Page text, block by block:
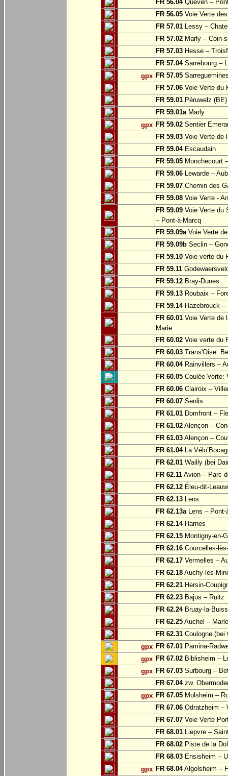
FR 56.04Quéven –
FR 56.05 Voie Verte
FR 57.01 Lessy –
FR 57.02 Marly – Coin-
FR 57.03 Hesse –
FR 57.04Sarrebourg –
gpx FR 57.05
FR 57.06 Voie Verte du
FR 59.01 Péruwelz
FR 59.01aMarly
gpx FR 59.02 Sentier
FR 59.03 Voie Verte de
FR 59.04Escaudain
FR 59.05 Monchecourt
FR 59.06 Lewarde –
FR 59.07 Chemin des
FR 59.08 Voie Verte -
FR 59.09 Voie Verte du
– Pont-à-Marcq
FR 59.09aVoie Verte
FR 59.09b Seclin –
FR 59.10 Voie verte du
FR 59.11
FR 59.12 Bray-Dunes
FR 59.13 Roubaix –
FR 59.14Hazebrouck –
FR 60.01 Voie Verte de
Marie
FR 60.02 Voie verte du
FR 60.03 Trans'Oise:
FR 60.04Rainvillers –
FR 60.05 Coulée Verte:
FR 60.06 Clairoix –
FR 60.07 Senlis
FR 61.01 Domfront –
FR 61.02 Alençon –
FR 61.03 Alençon –
FR 61.04La
FR 62.01 Wailly (bei
FR 62.11 Avion – Parc
FR 62.12 Éleu-dit-
FR 62.13 Lens
FR 62.13aLens – Pont-
FR 62.14Harnes
FR 62.15 Montigny-en-
FR 62.16 Courcelles-
FR 62.17 Vermelles –
FR 62.18 Auchy-les-
FR 62.21 Hersin-
FR 62.23 Bajus – Ruitz
FR 62.24Bruay-la-
FR 62.25 Auchel –
FR 62.31 Coulogne (bei
gpx FR 67.01 Pamina-
gpx FR 67.02 Biblisheim –
gpx FR 67.03 Surbourg –
FR 67.04zw.
gpx FR 67.05 Molsheim –
FR 67.06 Odratzheim –
FR 67.07 Voie Verte
FR 68.01 Liepvre –
FR 68.02 Piste de la
FR 68.03 Ensisheim –
gpx FR 68.04Algolsheim –